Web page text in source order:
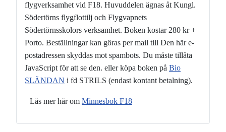
flygverksamhet vid F18. Huvuddelen ägnas åt Kungl.
Södertörns flygflottilj och Flygvapnets
Södertörnsskolors verksamhet. Boken kostar 280 kr +
Porto. Beställningar kan göras per mail till Den här e-
postadressen skyddas mot spambots. Du måste tillåta
JavaScript för att se den. eller köpa boken på Bio
SLÄNDAN i fd STRILS (endast kontant betalning).
Läs mer här om Minnesbok F18